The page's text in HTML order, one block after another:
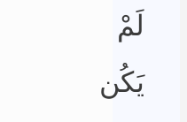
لَمْ
يَكُن